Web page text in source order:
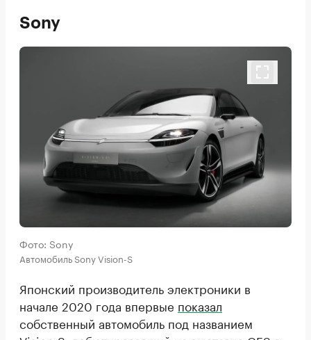
Sony
Фото: Sony
Автомобиль Sony Vision-S
Японский производитель электроники в
начале 2020 года впервые показал
собственный автомобиль под названием